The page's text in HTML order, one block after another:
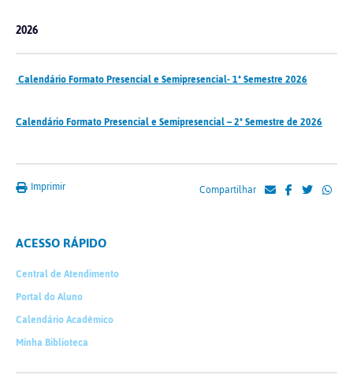
2026
Calendário Formato Presencial e Semipresencial- 1º Semestre 2026
Calendário Formato Presencial e Semipresencial – 2º Semestre de 2026
Imprimir Compartilhar
ACESSO RÁPIDO
Central de Atendimento
Portal do Aluno
Calendário Acadêmico
Minha Biblioteca